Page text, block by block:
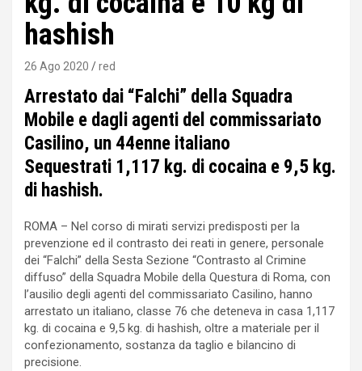
hashish
26 Ago 2020 red
Arrestato dai “Falchi” della Squadra
Mobile e dagli agenti del commissariato
Casilino, un 44enne italiano
Sequestrati 1,117 kg. di cocaina e 9,5 kg.
di hashish.
ROMA – Nel corso di mirati servizi predisposti per la
prevenzione ed il contrasto dei reati in genere, personale
dei “Falchi” della Sesta Sezione “Contrasto al Crimine
diffuso” della Squadra Mobile della Questura di Roma, con
l’ausilio degli agenti del commissariato Casilino, hanno
arrestato un italiano, classe 76 che deteneva in casa 1,117
kg. di cocaina e 9,5 kg. di hashish, oltre a materiale per il
confezionamento, sostanza da taglio e bilancino di
precisione.